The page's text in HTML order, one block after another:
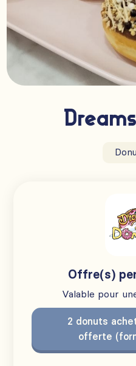
Offre(s)
Valable pour
2 donuts
offerte